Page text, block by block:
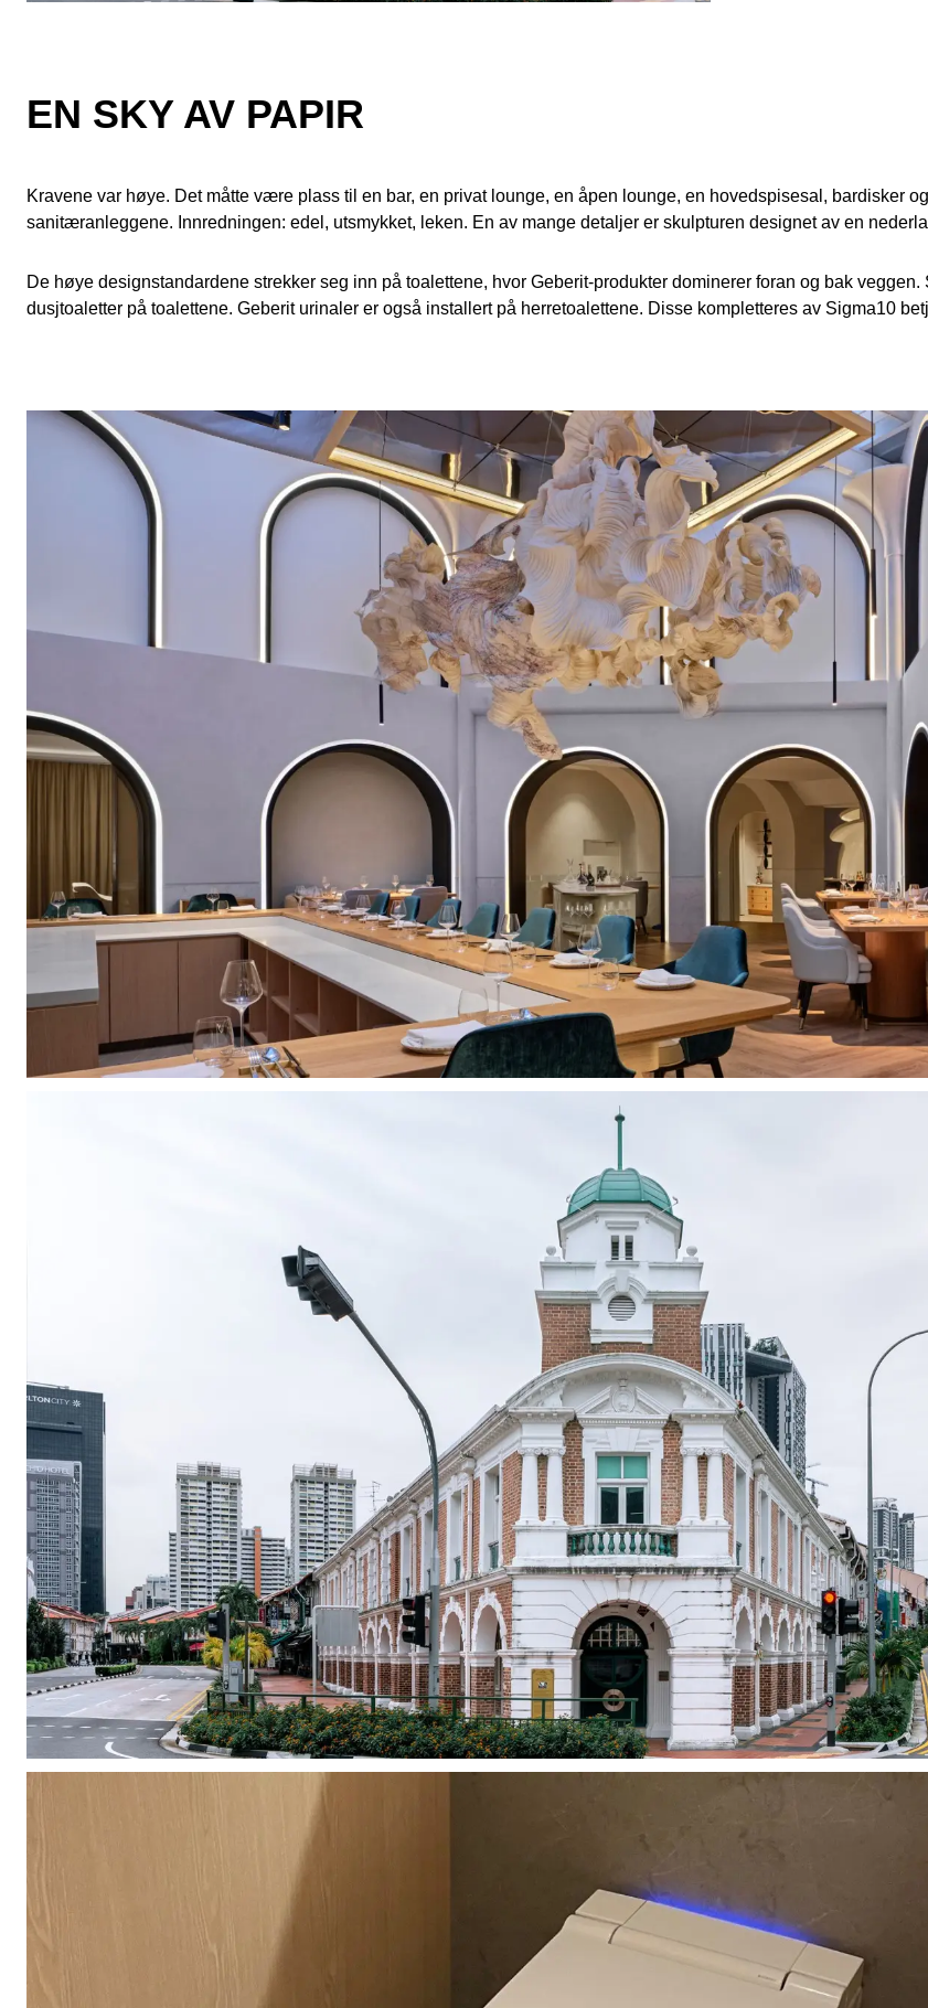
EN SKY AV PAPIR
Kravene var høye. Det måtte være plass til en bar, en privat lounge, en åpen lounge, en hovedspisesal, bardisker
sanitæranleggene. Innredningen: edel, utsmykket, leken. En av mange detaljer er skulpturen designet av en
De høye designstandardene strekker seg inn på toalettene, hvor Geberit-produkter dominerer foran og bak
dusjtoaletter på toalettene. Geberit urinaler er også installert på herretoalettene. Disse kompletteres av Sigma10